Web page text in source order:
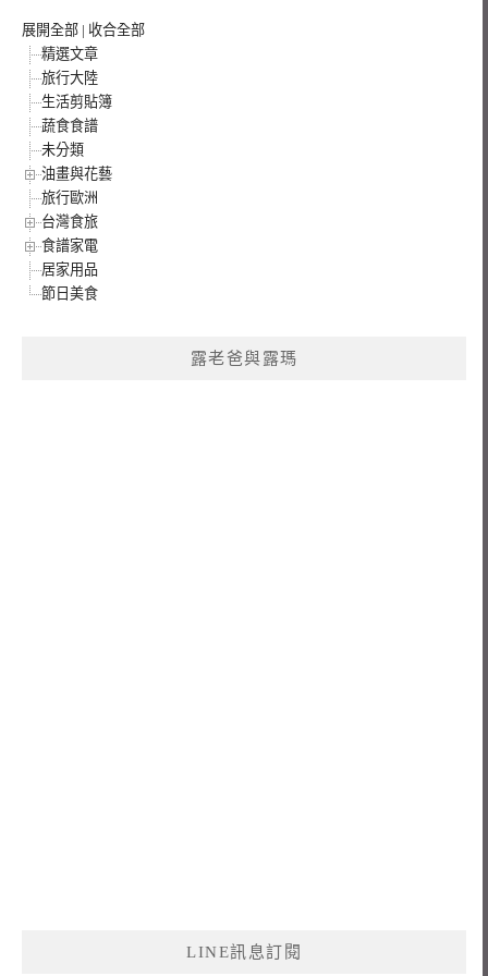
展開全部 | 收合全部
精選文章
旅行大陸
生活剪貼簿
蔬食食譜
未分類
油畫與花藝
旅行歐洲
台灣食旅
食譜家電
居家用品
節日美食
露老爸與露瑪
LINE訊息訂閱